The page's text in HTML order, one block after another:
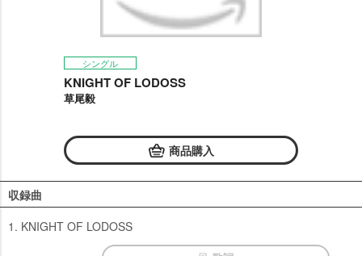
シングル
KNIGHT OF LODOSS
草尾毅
商品購入
収録曲
1. KNIGHT OF LODOSS